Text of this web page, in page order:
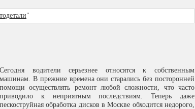
"
Сегодня водители серьезнее относятся к собственным
машинам. В прежние времена они старались без посторонней
помощи осуществлять ремонт любой сложности, что часто
приводило к неприятным последствиям. Теперь даже
пескоструйная обработка дисков в Москве обходится недорого,